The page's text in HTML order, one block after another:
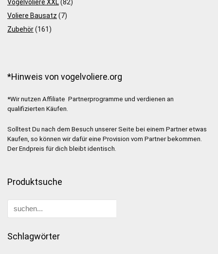
Vogelvoliere XXL(82)
Voliere Bausatz (7)
Zubehör(161)
*Hinweis von vogelvoliere.org
*Wir nutzen Affiliate Partnerprogramme und verdienen an
qualifizierten Käufen.
Solltest Du nach dem Besuch unserer Seite bei einem Partner etwas
Kaufen, so können wir dafür eine Provision vom Partner bekommen.
Der Endpreis für dich bleibt identisch.
Produktsuche
Schlagwörter